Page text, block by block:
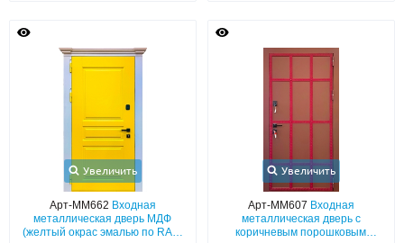
Увеличить
Арт-ММ662 Входная
металлическая дверь МДФ
(желтый окрас эмалью по RAL)
Увеличить
Арт-ММ607 Входная
металлическая дверь с
коричневым порошковым